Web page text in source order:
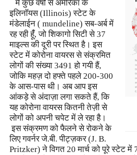
मैं कुछ वर्षों से अमेरिका के
इलिनॉयस (Illinois)स्टेट के
मंडेलाईन (mundeline)सब-अर्ब में
रह रही हूंँ,जो शिकागो सिटी से 37
माइल्स की दूरी पर स्थित है। इस
स्टेट में कोरोना वायरस से संक्रमित
लोगों की संख्या 3491 हो गयी हैं,
जोकि महज़ दो हफ्ते पहले 200-300
के आस-पास थी। अब आप इस
आंकड़े से अंदाज़ा लगा सकते हैं,कि
यह कोरोना वायरस कितनी तेज़ी से
लोगों को अपनी चपेट में ले रहा है।
इस संक्रमण को फैलने से रोकने के
लिए गवर्नर जे.बी. पीट्ज़कर (J. B.
Pritzker)ने विगत 20 मार्च को पूरे स्टेट